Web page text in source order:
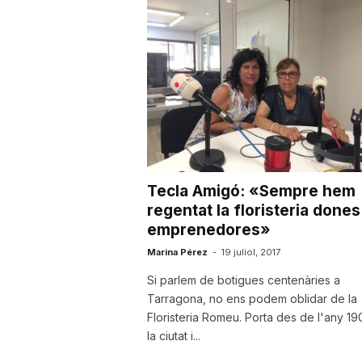
Tecla Amigó: «Sempre hem
regentat la floristeria dones
emprenedores»
Marina Pérez - 19 juliol, 2017
Si parlem de botigues centenàries a
Tarragona, no ens podem oblidar de la
Floristeria Romeu. Porta des de l'any
la ciutat i...